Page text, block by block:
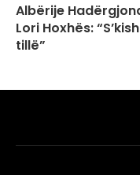
Albërije
Lori Hoxhës:
tillë”